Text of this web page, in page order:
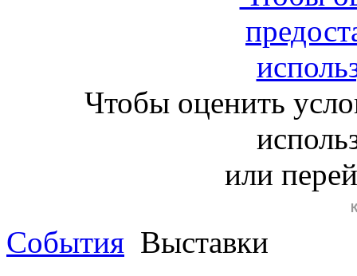
Чтобы оценить
или
События Выставки